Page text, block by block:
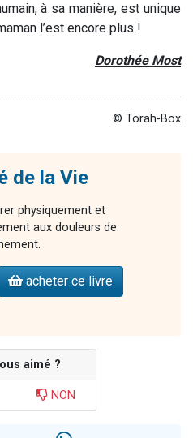
à sa manière, est unique
l’est encore plus !
Dorothée Most
© Torah-Box
de la Vie
physiquement et
aux douleurs de
acheter ce livre
aimé ?
NON